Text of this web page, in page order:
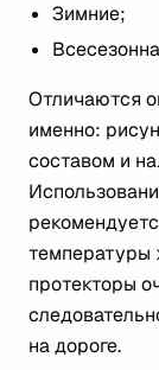
Зимние;
Отличаются
именно:
составом и
температуры
протекторы
на дороге.